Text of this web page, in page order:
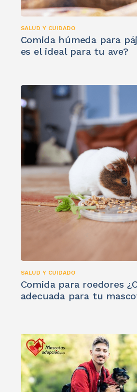
SALUD Y CUIDADO
Comida húmeda para
es el ideal para tu ave?
SALUD Y CUIDADO
Comida para roedores
adecuada para tu